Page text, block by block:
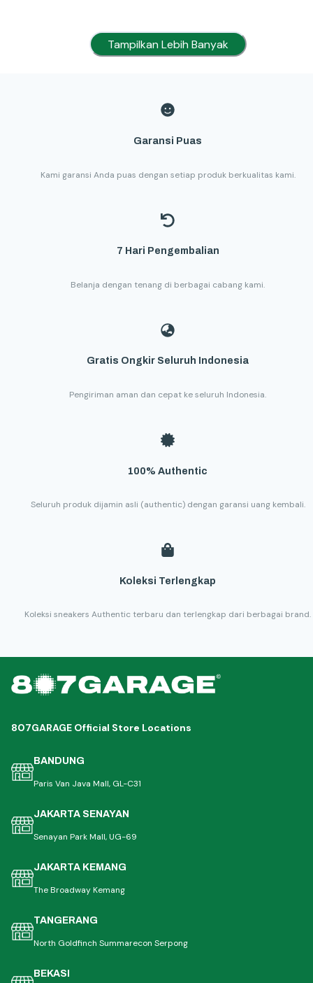
Tampilkan Lebih Banyak
Garansi Puas
Kami garansi Anda puas dengan setiap produk berkualitas kami.
7 Hari Pengembalian
Belanja dengan tenang di berbagai cabang kami.
Gratis Ongkir Seluruh Indonesia
Pengiriman aman dan cepat ke seluruh Indonesia.
100% Authentic
Seluruh produk dijamin asli (authentic) dengan garansi uang kembali.
Koleksi Terlengkap
Koleksi sneakers Authentic terbaru dan terlengkap dari berbagai brand.
807GARAGE Official Store Locations
BANDUNG
Paris Van Java Mall, GL-C31
JAKARTA SENAYAN
Senayan Park Mall, UG-69
JAKARTA KEMANG
The Broadway Kemang
TANGERANG
North Goldfinch Summarecon Serpong
BEKASI